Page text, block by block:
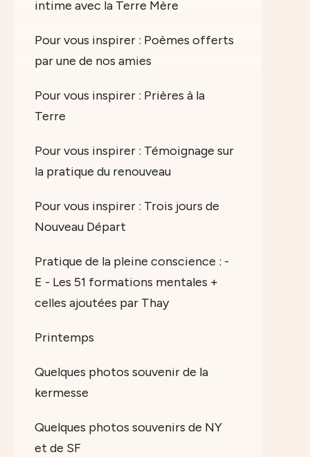
intime avec la Terre Mère
Pour vous inspirer : Poèmes offerts
par une de nos amies
Pour vous inspirer : Prières à la
Terre
Pour vous inspirer : Témoignage sur
la pratique du renouveau
Pour vous inspirer : Trois jours de
Nouveau Départ
Pratique de la pleine conscience : -
E - Les 51 formations mentales +
celles ajoutées par Thay
Printemps
Quelques photos souvenir de la
kermesse
Quelques photos souvenirs de NY
et de SF